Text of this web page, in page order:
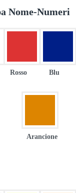
Nome-Numeri
Rosso Blu
Arancione